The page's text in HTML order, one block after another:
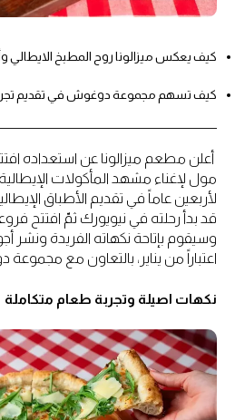
كيف يعكس ميزالونا روح المطبخ الايطالي
كيف تسهم مجموعة دوغوش في تقديم تجربة
أعلن مطعم ميزالونا عن استعداده
مول لإغناء مشهد المأكولات
لأربعين عاماً في تقديم الأطباق
قد بدأ رحلته في نيويورك ثمّ افتتح
وسيقوم بإتاحة نكهاته الفريدة ونشر
اعتباراً من يناير، بالتعاون مع
نكهات اصيلة وتجربة طعام متكاملة